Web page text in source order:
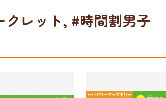
レット, #時間割男子